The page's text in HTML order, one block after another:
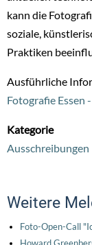
kann die
soziale,
Praktiken
Ausführliche
Fotografie Essen
Kategorie
Ausschreibungen
Weitere
Foto-Open-Call